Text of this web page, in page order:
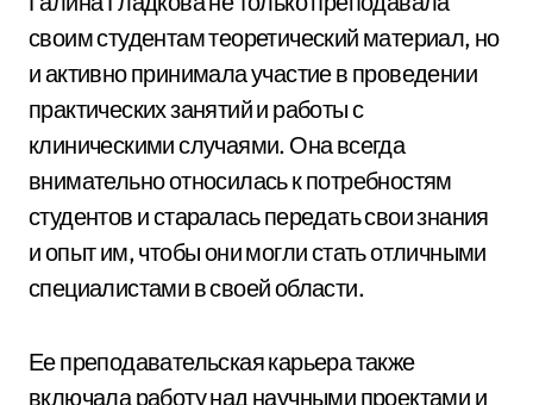
своим студентам теоретический материал, но
и активно принимала участие в проведении
практических занятий и работы с
клиническими случаями. Она всегда
внимательно относилась к потребностям
студентов и старалась передать свои знания
и опыт им, чтобы они могли стать отличными
специалистами в своей области.
Ее преподавательская карьера также
включала работу над научными проектами и